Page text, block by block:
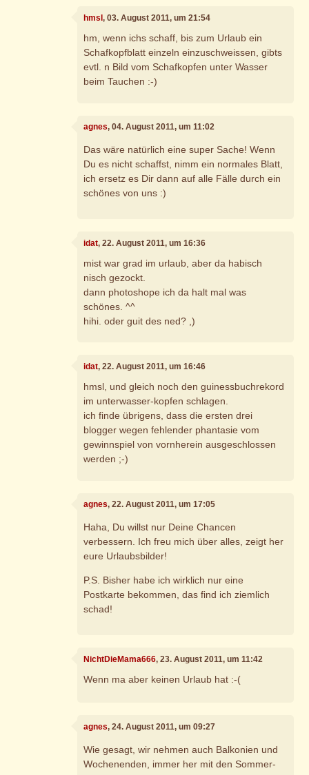
hmsl, 03. August 2011, um 21:54
hm, wenn ichs schaff, bis zum Urlaub ein
Schafkopfblatt einzeln einzuschweissen, gibts
evtl. n Bild vom Schafkopfen unter Wasser
beim Tauchen :-)
agnes, 04. August 2011, um 11:02
Das wäre natürlich eine super Sache! Wenn
Du es nicht schaffst, nimm ein normales Blatt,
ich ersetz es Dir dann auf alle Fälle durch ein
schönes von uns :)
idat, 22. August 2011, um 16:36
mist war grad im urlaub, aber da habisch
nisch gezockt.
dann photoshope ich da halt mal was
schönes. ^^
hihi. oder guit des ned? ,)
idat, 22. August 2011, um 16:46
hmsl, und gleich noch den guinessbuchrekord
im unterwasser-kopfen schlagen.
ich finde übrigens, dass die ersten drei
blogger wegen fehlender phantasie vom
gewinnspiel von vornherein ausgeschlossen
werden ;-)
agnes, 22. August 2011, um 17:05
Haha, Du willst nur Deine Chancen
verbessern. Ich freu mich über alles, zeigt her
eure Urlaubsbilder!
P.S. Bisher habe ich wirklich nur eine
Postkarte bekommen, das find ich ziemlich
schad!
NichtDieMama666, 23. August 2011, um 11:42
Wenn ma aber keinen Urlaub hat :-(
agnes, 24. August 2011, um 09:27
Wie gesagt, wir nehmen auch Balkonien und
Wochenenden, immer her mit den Sommer-